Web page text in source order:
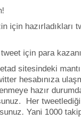
için hazırladıkları
için para
sitesindeki
hesabınıza
hazır
Her
Yani 1000